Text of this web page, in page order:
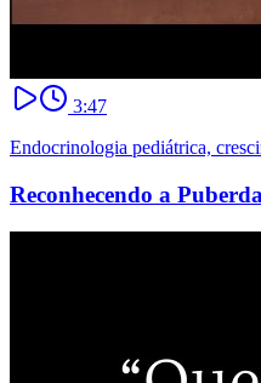
3:47
Endocrinologia pediátrica,
Reconhecendo a